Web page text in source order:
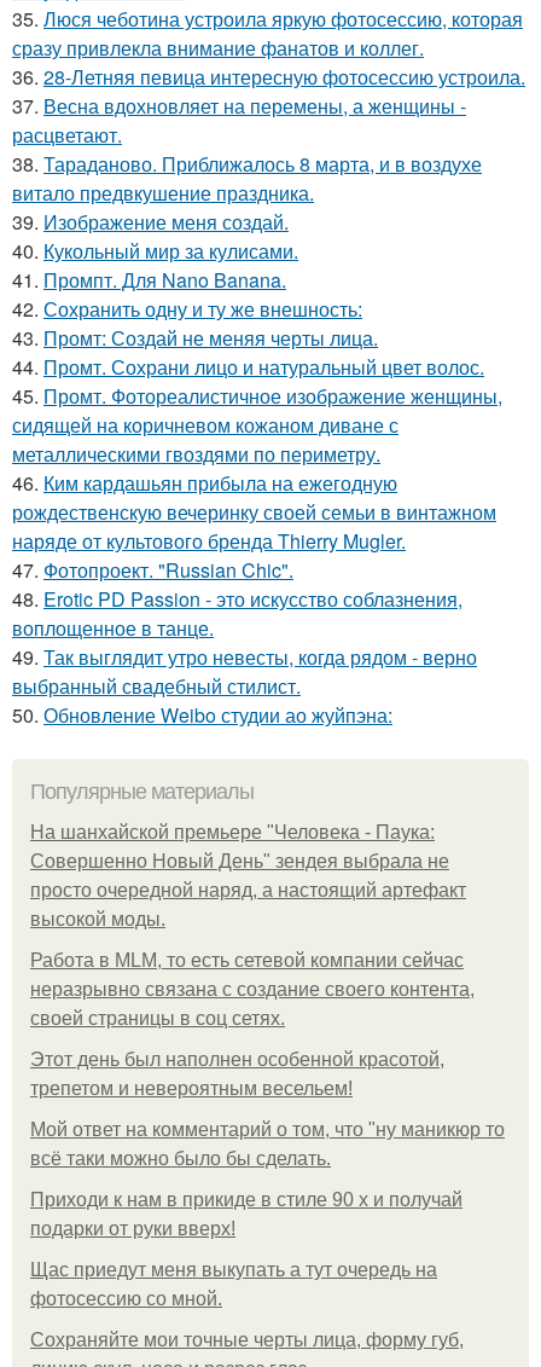
35. Люся чеботина устроила яркую фотосессию, которая
сразу привлекла внимание фанатов и коллег.
36. 28-Летняя певица интересную фотосессию устроила.
37. Весна вдохновляет на перемены, а женщины -
расцветают.
38. Тараданово. Приближалось 8 марта, и в воздухе
витало предвкушение праздника.
39. Изображение меня создай.
40. Кукольный мир за кулисами.
41. Промпт. Для Nano Banana.
42. Сохранить одну и ту же внешность:
43. Промт: Создай не меняя черты лица.
44. Промт. Сохрани лицо и натуральный цвет волос.
45. Промт. Фотореалистичное изображение женщины,
сидящей на коричневом кожаном диване с
металлическими гвоздями по периметру.
46. Ким кардашьян прибыла на ежегодную
рождественскую вечеринку своей семьи в винтажном
наряде от культового бренда Thierry Mugler.
47. Фотопроект. "Russian Chic".
48. Erotic PD Passion - это искусство соблазнения,
воплощенное в танце.
49. Так выглядит утро невесты, когда рядом - верно
выбранный свадебный стилист.
50. Обновление Weibo студии ао жуйпэна:
Популярные материалы
На шанхайской премьере "Человека - Паука:
Совершенно Новый День" зендея выбрала не
просто очередной наряд, а настоящий артефакт
высокой моды.
Работа в MLM, то есть сетевой компании сейчас
неразрывно связана с создание своего контента,
своей страницы в соц сетях.
Этот день был наполнен особенной красотой,
трепетом и невероятным весельем!
Мой ответ на комментарий о том, что "ну маникюр то
всё таки можно было бы сделать.
Приходи к нам в прикиде в стиле 90 х и получай
подарки от руки вверх!
Щас приедут меня выкупать а тут очередь на
фотосессию со мной.
Сохраняйте мои точные черты лица, форму губ,